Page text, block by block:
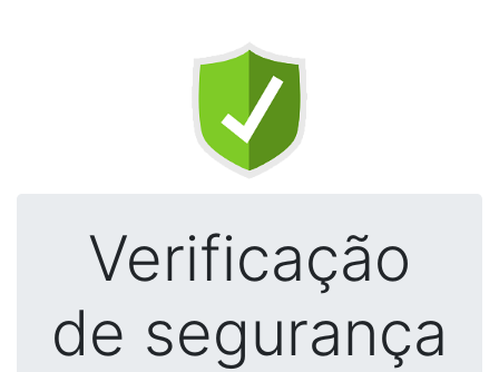
Verificação
de segurança